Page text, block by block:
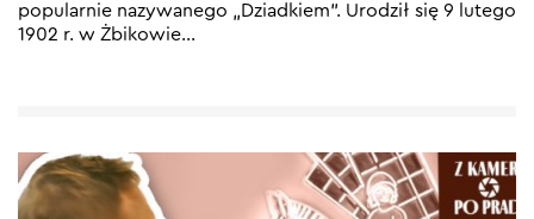
popularnie nazywanego „Dziadkiem”. Urodził się 9 lutego
1902 r. w Żbikowie…